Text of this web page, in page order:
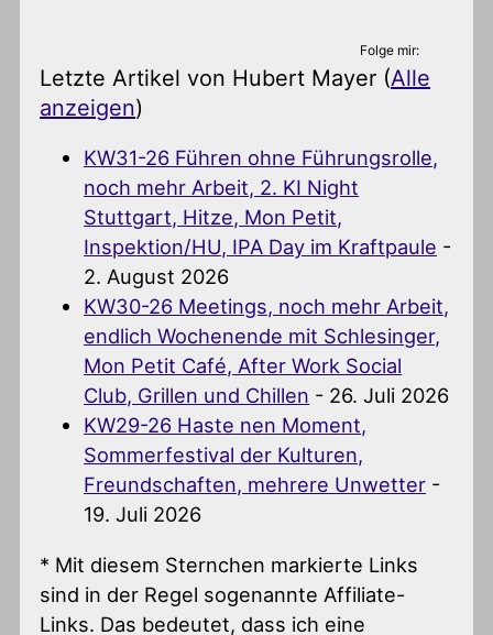
Folge mir:
Letzte Artikel von Hubert Mayer (Alle
anzeigen)
KW31-26 Führen ohne Führungsrolle,
noch mehr Arbeit, 2. KI Night
Stuttgart, Hitze, Mon Petit,
Inspektion/HU, IPA Day im Kraftpaule -
2. August 2026
KW30-26 Meetings, noch mehr Arbeit,
endlich Wochenende mit Schlesinger,
Mon Petit Café, After Work Social
Club, Grillen und Chillen - 26. Juli 2026
KW29-26 Haste nen Moment,
Sommerfestival der Kulturen,
Freundschaften, mehrere Unwetter -
19. Juli 2026
* Mit diesem Sternchen markierte Links
sind in der Regel sogenannte Affiliate-
Links. Das bedeutet, dass ich eine